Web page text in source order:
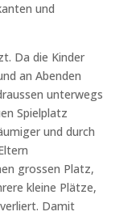
und
Da die Kinder
an Abenden
unterwegs
Spielplatz
und durch
grossen Platz,
kleine Plätze,
Damit